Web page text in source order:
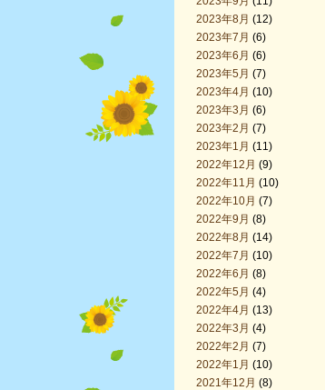
2023年8月 (12)
2023年7月 (6)
2023年6月 (6)
2023年5月 (7)
2023年4月 (10)
2023年3月 (6)
2023年2月 (7)
2023年1月 (11)
2022年12月 (9)
2022年11月 (10)
2022年10月 (7)
2022年9月 (8)
2022年8月 (14)
2022年7月 (10)
2022年6月 (8)
2022年5月 (4)
2022年4月 (13)
2022年3月 (4)
2022年2月 (7)
2022年1月 (10)
2021年12月 (8)